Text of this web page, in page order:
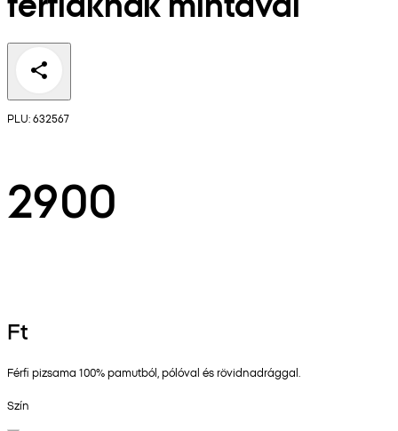
PLU: 632567
2900
Ft
Férfi pizsama 100% pamutból, pólóval és rövidnadrággal.
Szín